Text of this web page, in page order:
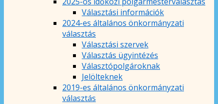
Választási információk
2024-es általános önkormányzati
választás
Választási szervek
Választás ügyintézés
Választópolgároknak
Jelölteknek
2019-es általános önkormányzati
választás